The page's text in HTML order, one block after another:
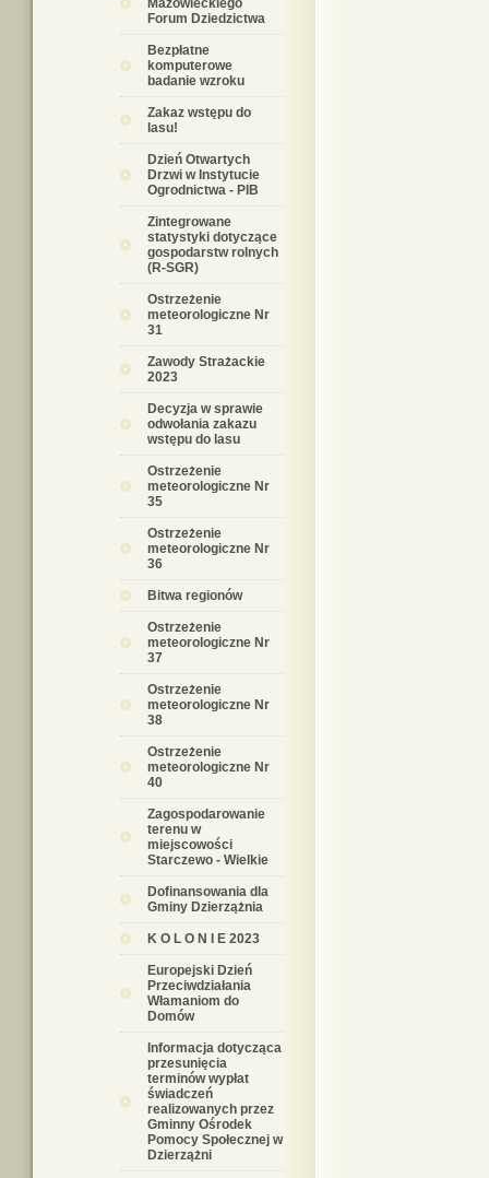
Mazowieckiego
Forum Dziedzictwa
Bezpłatne
komputerowe
badanie wzroku
Zakaz wstępu do
lasu!
Dzień Otwartych
Drzwi w Instytucie
Ogrodnictwa - PIB
Zintegrowane
statystyki dotyczące
gospodarstw rolnych
(R-SGR)
Ostrzeżenie
meteorologiczne Nr
31
Zawody Strażackie
2023
Decyzja w sprawie
odwołania zakazu
wstępu do lasu
Ostrzeżenie
meteorologiczne Nr
35
Ostrzeżenie
meteorologiczne Nr
36
Bitwa regionów
Ostrzeżenie
meteorologiczne Nr
37
Ostrzeżenie
meteorologiczne Nr
38
Ostrzeżenie
meteorologiczne Nr
40
Zagospodarowanie
terenu w
miejscowości
Starczewo - Wielkie
Dofinansowania dla
Gminy Dzierzążnia
K O L O N I E 2023
Europejski Dzień
Przeciwdziałania
Włamaniom do
Domów
Informacja dotycząca
przesunięcia
terminów wypłat
świadczeń
realizowanych przez
Gminny Ośrodek
Pomocy Społecznej w
Dzierzążni